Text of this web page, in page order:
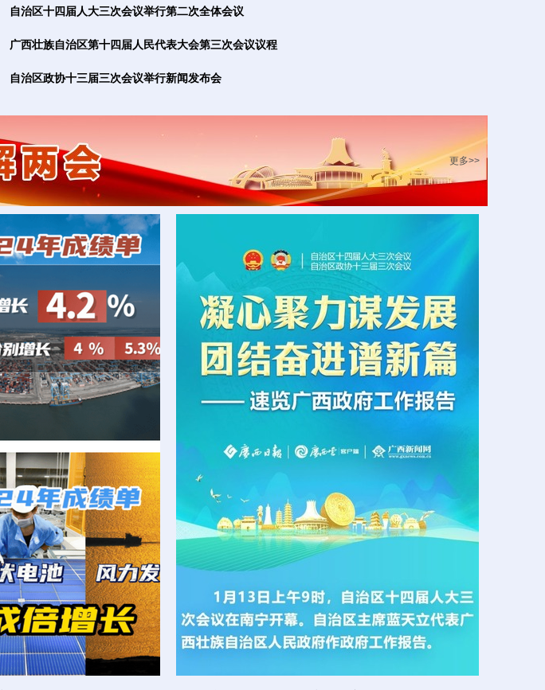
自治区十四届人大三次会议举行第二次全体会议
广西壮族自治区第十四届人民代表大会第三次会议议程
自治区政协十三届三次会议举行新闻发布会
更多>>